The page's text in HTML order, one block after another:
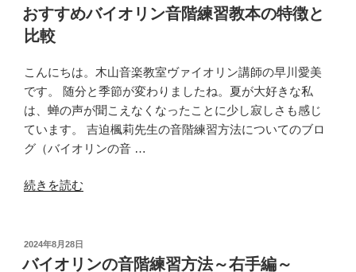
稿
日:
おすすめバイオリン音階練習教本の特徴と
比較
こんにちは。木山音楽教室ヴァイオリン講師の早川愛美
です。 随分と季節が変わりましたね。夏が大好きな私
は、蝉の声が聞こえなくなったことに少し寂しさも感じ
ています。 吉迫楓莉先生の音階練習方法についてのブロ
グ（バイオリンの音 …
“お
め
バ
続きを読む
投
2024年8月28日
バイオリンの音階練習方法～右手編～